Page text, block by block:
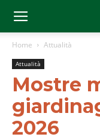
Home Attualità
Attualità
Mostre
2026